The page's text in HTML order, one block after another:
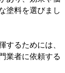
塗料を選びまし
するためには、
業者に依頼する